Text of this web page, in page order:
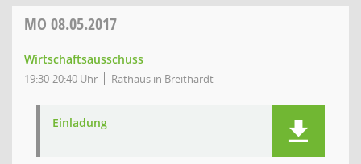
MO 08.05.2017
Wirtschaftsausschuss
19:30-20:40 Uhr Rathaus in Breithardt
Einladung